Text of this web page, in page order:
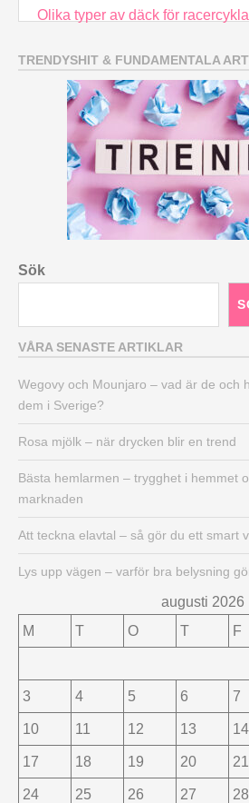
Inläggsnavigering
Olika typer av däck för
TRENDYSHIT & FUNDAMENTALA
Sök
VÅRA SENASTE ARTIKLAR
Wegovy och Mounjaro – vad är de och
dem i Sverige?
Rosa mjölk – när drycken blir en trend
Bästa hemlarmen – trygghet i hemmet
marknaden
Att teckna elavtal – så gör du ett smart
Lys upp vägen – varför bra belysning
augusti 2026
M
T O T F
3 4 5 6 7
10 11 12 13 14
17 18 19 20 21
24 25 26 27 28